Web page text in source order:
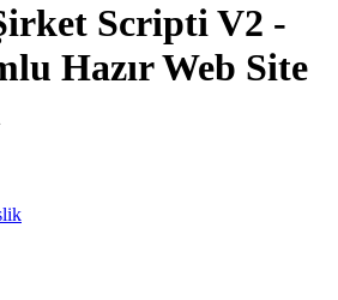
Scripti V2 -
Hazır Web Site